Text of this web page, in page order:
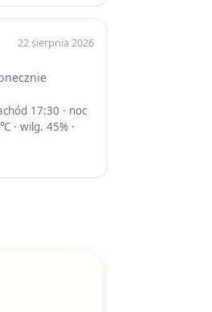
22 sierpnia 2026
17:30 · noc
· wilg. 45% ·